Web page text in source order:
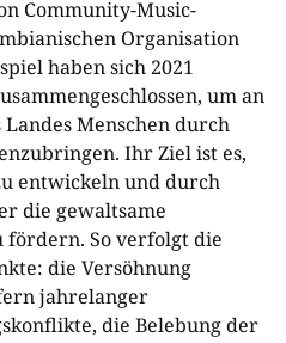
Community-Music-
Organisation
haben sich 2021
um an
Menschen durch
Ihr Ziel ist es,
entwickeln und durch
die gewaltsame
fördern. So verfolgt die
die Versöhnung
jahrelanger
die Belebung der